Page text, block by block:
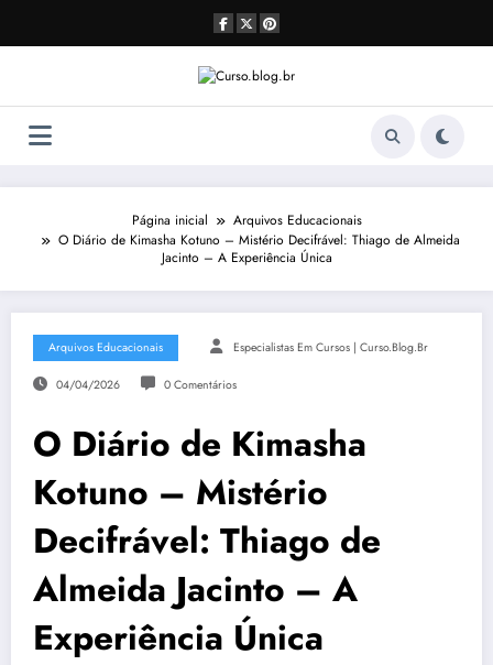
o
Página inicial
Arquivos Educacionais
O Diário de Kimasha Kotuno – Mistério Decifrável: Thiago de Almeida
Jacinto – A Experiência Única
Arquivos Educacionais Especialistas Em Cursos | Curso.blog.br
04/04/2026 0 Comentários
O Diário de Kimasha
Kotuno – Mistério
Decifrável: Thiago de
Almeida Jacinto – A
Experiência Única